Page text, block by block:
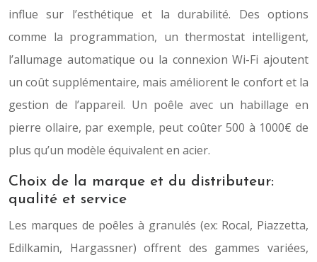
influe sur l’esthétique et la durabilité. Des options
comme la programmation, un thermostat intelligent,
l’allumage automatique ou la connexion Wi-Fi ajoutent
un coût supplémentaire, mais améliorent le confort et la
gestion de l’appareil. Un poêle avec un habillage en
pierre ollaire, par exemple, peut coûter 500 à 1000€ de
plus qu’un modèle équivalent en acier.
Choix de la marque et du distributeur:
qualité et service
Les marques de poêles à granulés (ex: Rocal, Piazzetta,
Edilkamin, Hargassner) offrent des gammes variées,